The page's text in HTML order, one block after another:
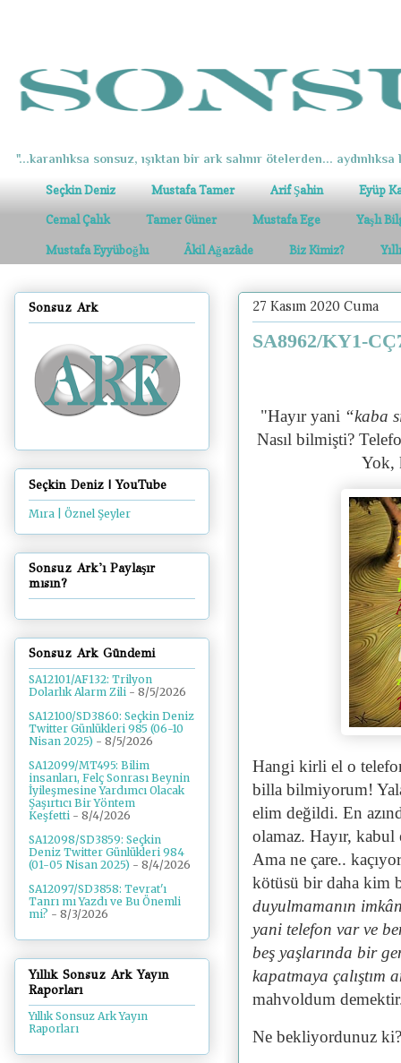
"...karanlıksa sonsuz, ışıktan bir ark salınır ötelerden... aydınlıksa
Seçkin Deniz Mustafa Tamer Arif Şahin Eyüp
Cemal Çalık Tamer Güner Mustafa Ege Yaşlı
Mustafa Eyyüboğlu Âkil Ağazâde Biz Kimiz?
27 Kasım 2020 Cuma
SA8962/KY1-
"Hayır yani “kaba
Nasıl bilmişti?
Yok,
Hangi kirli el o
billa bilmiyorum!
elim değildi. En
olamaz. Hayır,
Ama ne çare..
kötüsü bir daha kim
duyulmamanın
yani telefon var ve
beş yaşlarında bir
kapatmaya çalıştım
mahvoldum
Ne bekliyordunuz
Sonsuz Ark
Seçkin Deniz | YouTube
Mıra | Öznel Şeyler
Sonsuz Ark'ı Paylaşır
mısın?
Sonsuz Ark Gündemi
SA12101/AF132: Trilyon
Dolarlık Alarm Zili - 8/5/2026
SA12100/SD3860: Seçkin Deniz
Twitter Günlükleri 985 (06-10
Nisan 2025) - 8/5/2026
SA12099/MT495: Bilim
insanları, Felç Sonrası Beynin
İyileşmesine Yardımcı Olacak
Şaşırtıcı Bir Yöntem
Keşfetti - 8/4/2026
SA12098/SD3859: Seçkin
Deniz Twitter Günlükleri 984
(01-05 Nisan 2025) - 8/4/2026
SA12097/SD3858: Tevrat'ı
Tanrı mı Yazdı ve Bu Önemli
mi? - 8/3/2026
Yıllık Sonsuz Ark Yayın
Raporları
Yıllık Sonsuz Ark Yayın
Raporları